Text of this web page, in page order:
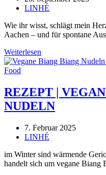
LINHÉ
Wie ihr wisst, schlägt mein
Aachen – und für spontane
Weiterlesen
Food
REZEPT |
NUDELN
7. Februar 2025
LINHÉ
im Winter sind wärmende
handelt sich um vegane Biang